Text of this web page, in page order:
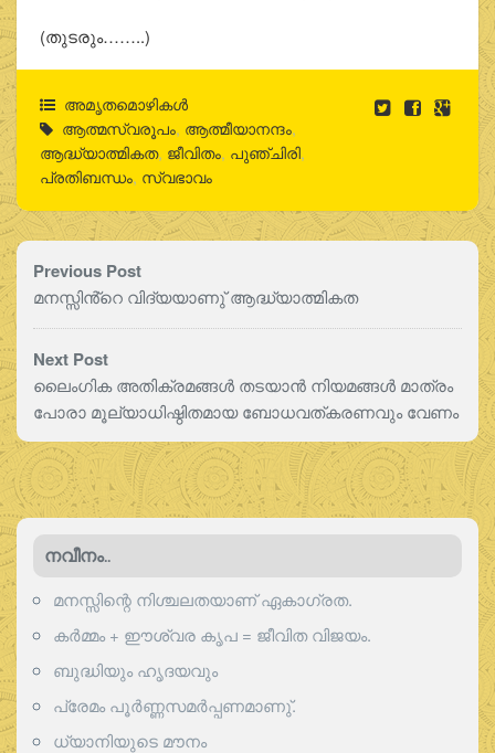
(തുടരും……..)
അമൃതമൊഴികള്‍
ആത്മസ്വരൂപം, ആത്മീയാനന്ദം,
ആദ്ധ്യാത്മികത, ജീവിതം, പുഞ്ചിരി,
പ്രതിബന്ധം, സ്വഭാവം
Previous Post
മനസ്സിൻ്റെ വിദ്യയാണു് ആദ്ധ്യാത്മികത
Next Post
ലൈംഗിക അതിക്രമങ്ങൾ തടയാൻ നിയമങ്ങൾ മാത്രം
പോരാ മൂല്യാധിഷ്ഠിതമായ ബോധവത്കരണവും വേണം
നവീനം..
മനസ്സിന്റെ നിശ്ചലതയാണ് ഏകാഗ്രത.
കർമ്മം + ഈശ്വര കൃപ = ജീവിത വിജയം.
ബുദ്ധിയും ഹൃദയവും
പ്രേമം പൂര്‍ണ്ണസമര്‍പ്പണമാണു്.
ധ്യാനിയുടെ മൗനം